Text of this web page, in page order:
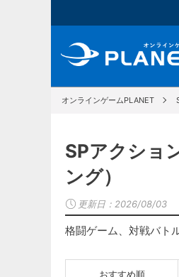
オンラインゲームPLANET
SPアクショ
ング）
更新日： 2026/08/03
格闘ゲーム、対戦バト
おすすめ順